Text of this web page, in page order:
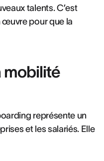
talents. C’est
œuvre pour que la
mobilité
représente un
et les salariés. Elle